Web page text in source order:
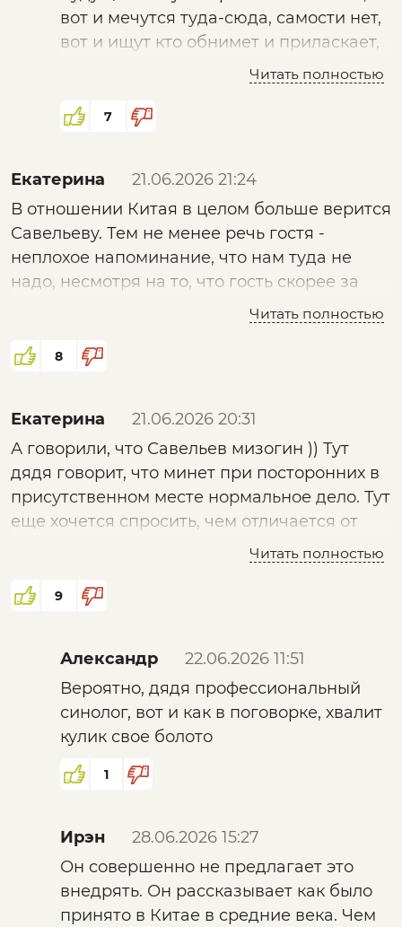
вот и мечутся туда-сюда, самости нет,
вот и ищут кто обнимет и приласкает,
только чтоб сундуки с добром не
Читать полностью
7
Екатерина
21.06.2026 21:24
В отношении Китая в целом больше верится
Савельеву. Тем не менее речь гостя -
неплохое напоминание, что нам туда не
надо, несмотря на то, что гость скорее за
Читать полностью
8
Екатерина
21.06.2026 20:31
А говорили, что Савельев мизогин )) Тут
дядя говорит, что минет при посторонних в
присутственном месте нормальное дело. Тут
еще хочется спросить, чем отличается от
современной западной поп-культуры? Там
начальника распространенный мем в
Читать полностью
9
Александр
22.06.2026 11:51
Вероятно, дядя профессиональный
синолог, вот и как в поговорке, хвалит
кулик свое болото
1
Ирэн
28.06.2026 15:27
Он совершенно не предлагает это
внедрять. Он рассказывает как было
принято в Китае в средние века. Чем